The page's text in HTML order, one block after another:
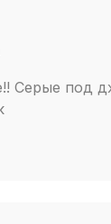
Серые под